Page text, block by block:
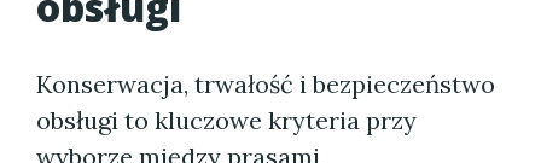
Konserwacja, trwałość i bezpieczeństwo
obsługi to kluczowe kryteria przy
wyborze między prasami